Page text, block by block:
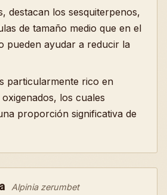
destacan los sesquiterpenos,
de tamaño medio que en el
pueden ayudar a reducir la
particularmente rico en
los cuales
proporción significativa de
Alpinia zerumbet